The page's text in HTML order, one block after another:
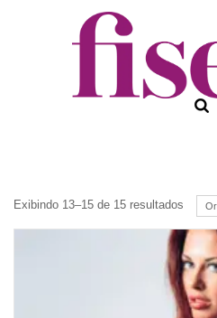
Exibindo 13–15 de 15 resultados